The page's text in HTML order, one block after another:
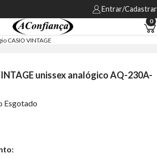
Entrar/Cadastrar
0
CASIO VINTAGE
unissex analógico AQ-230A-
Esgotado